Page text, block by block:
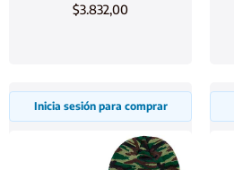
$3.832,00
Inicia sesión para comprar